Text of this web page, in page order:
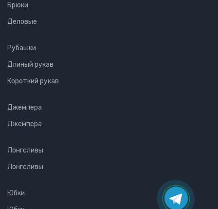
Брюки
Деловые
Рубашки
Длиный рукав
Короткий рукав
Джемпера
Джемпера
Лонгсливы
Лонгсливы
Юбки